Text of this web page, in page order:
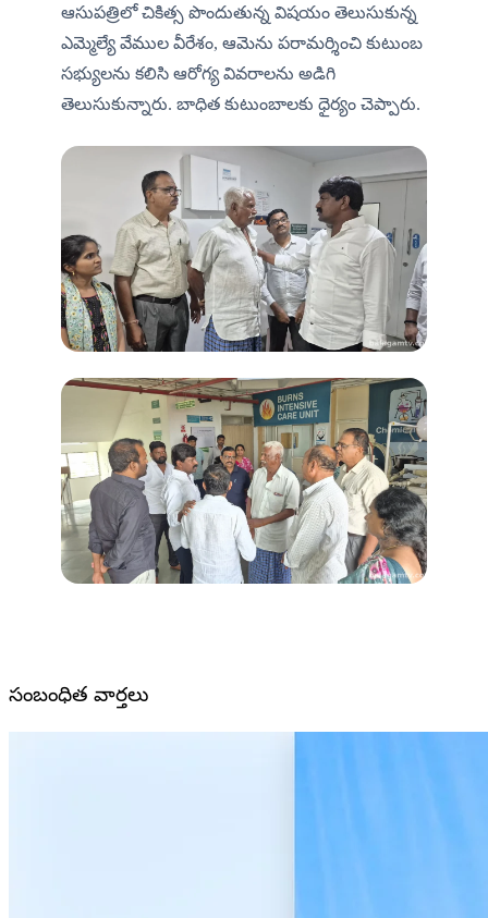
ఆసుపత్రిలో చికిత్స పొందుతున్న విషయం తెలుసుకున్న
ఎమ్మెల్యే వేముల వీరేశం, ఆమెను పరామర్శించి కుటుంబ
సభ్యులను కలిసి ఆరోగ్య వివరాలను అడిగి
తెలుసుకున్నారు. బాధిత కుటుంబాలకు ధైర్యం చెప్పారు.
సంబంధిత వార్తలు